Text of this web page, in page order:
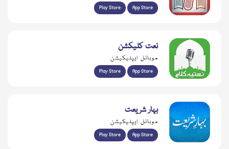
Play Store App Store
نعت کلیکشن
موبائل ایپلیکیشن
Play Store App Store
بہار شریعت
موبائل ایپلیکیشن
Play Store App Store